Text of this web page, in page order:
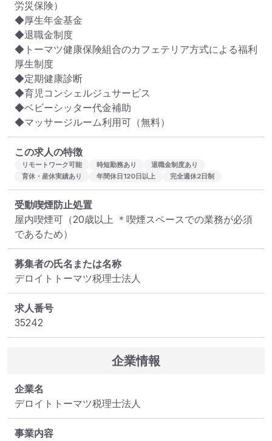
労災保険）
◆厚生年金基金
◆退職金制度
◆トーマツ健康保険組合のカフェテリア方式による福利
厚生制度
◆定期健康診断
◆育児コンシェルジュサービス
◆ベビーシッター代金補助
◆マッサージルーム利用可（無料）
この求人の特徴
リモートワーク可能 時短勤務あり
退職金制度あり
育休・産休実績あり
年間休日120日以上 完全週休2日制
受動喫煙防止処置
屋内喫煙可（20歳以上 ＊喫煙スペースでの業務が必須
であるため）
募集者の氏名または名称
デロイトトーマツ税理士法人
求人番号
35242
企業情報
企業名
デロイトトーマツ税理士法人
事業内容